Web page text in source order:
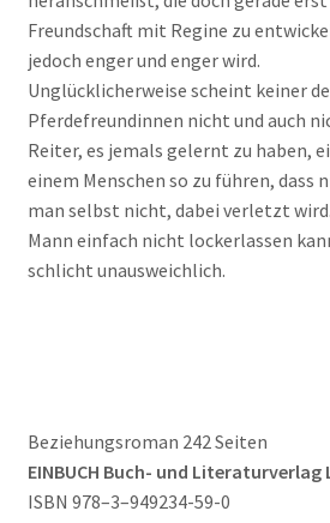
Freundschaft mit Regine zu
jedoch enger und enger wird.
Unglücklicherweise scheint keiner
Pferdefreundinnen nicht und auch
Reiter, es jemals gelernt zu haben,
einem Menschen so zu führen, dass
man selbst nicht, dabei verletzt
Mann einfach nicht lockerlassen
schlicht unausweichlich.
Beziehungsroman 242 Seiten
EINBUCH Buch- und Literaturverlag
ISBN 978–3–949234-59-0